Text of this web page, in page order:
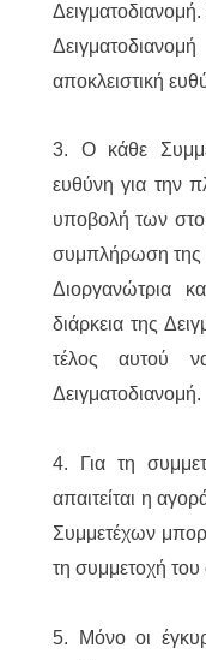
αποκλειστική
3. Ο κάθε
ευθύνη για την
υποβολή των
συμπλήρωση της
Διοργανώτρια
διάρκεια της
τέλος αυτού
Δειγματοδιανομή.
4. Για τη
απαιτείται η
Συμμετέχων
τη συμμετοχή του
5. Μόνο οι